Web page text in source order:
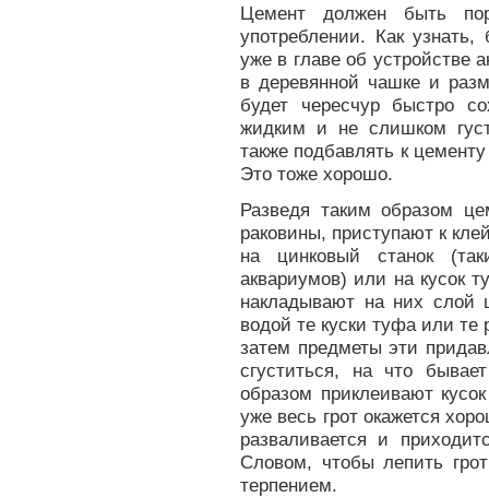
Цемент должен быть
употреблении. Как
уже в главе об устройстве
в деревянной чашке и
будет чересчур быстро
жидким и не слишком
также подбавлять к
Это тоже хорошо.
Разведя таким образом
раковины, приступают к
на цинковый станок
аквариумов) или на кусок
накладывают на них слой
водой те куски туфа или те
затем предметы эти
сгуститься, на что
образом приклеивают
уже весь грот окажется
разваливается и
Словом, чтобы лепить
терпением.